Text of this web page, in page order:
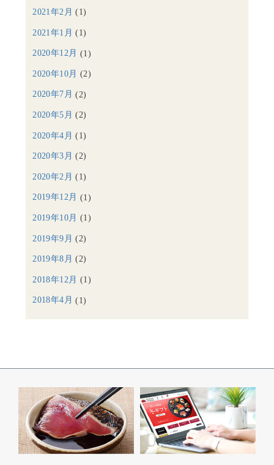
2021年2月 (1)
2021年1月 (1)
2020年12月 (1)
2020年10月 (2)
2020年7月 (2)
2020年5月 (2)
2020年4月 (1)
2020年3月 (2)
2020年2月 (1)
2019年12月 (1)
2019年10月 (1)
2019年9月 (2)
2019年8月 (2)
2018年12月 (1)
2018年4月 (1)